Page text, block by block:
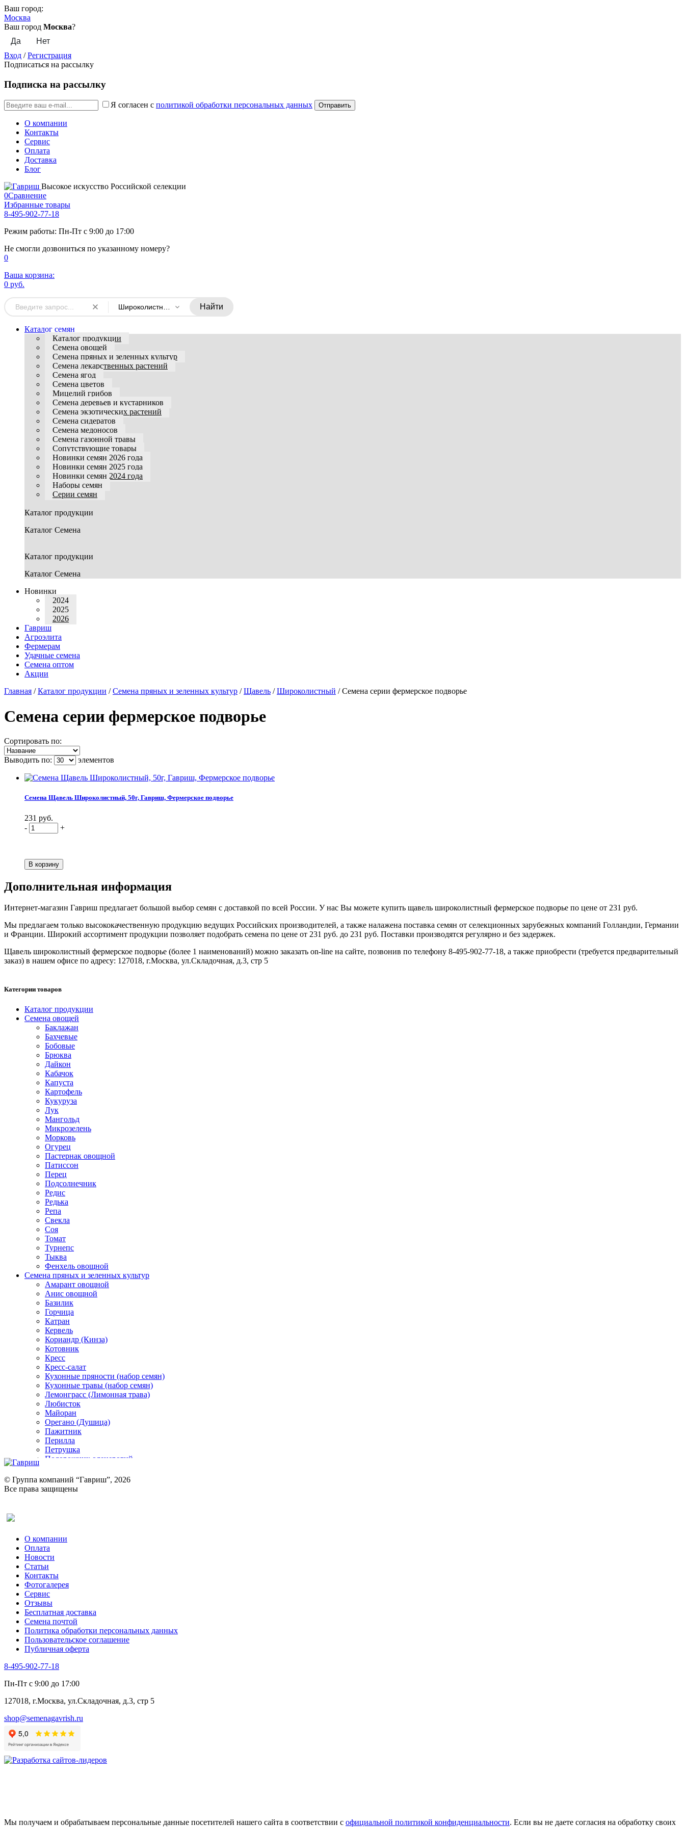
Ваш город:
Москва
Ваш город Москва?
Вход /Регистрация
Подписаться на рассылку
Подписка на рассылку
Я согласен с политикой обработки персональных данных
О компании
Контакты
Сервис
Оплата
Доставка
Блог
Высокое искусство Российской селекции
0Сравнение
Избранные товары
8-495-902-77-18
Режим работы: Пн-Пт с 9:00 до 17:00
Не смогли дозвониться по указанному номеру?
0
Ваша корзина:
0 руб.
Широколистный Найти
Каталог семян
Каталог продукции
Семена овощей
Семена пряных и зеленных культур
Семена лекарственных растений
Семена ягод
Семена цветов
Мицелий грибов
Семена деревьев и кустарников
Семена экзотических растений
Семена сидератов
Семена медоносов
Семена газонной травы
Сопутствующие товары
Новинки семян 2026 года
Новинки семян 2025 года
Новинки семян 2024 года
Наборы семян
Серии семян
Каталог продукции
Каталог Семена
Каталог продукции
Каталог Семена
Новинки
2024
2025
2026
Гавриш
Агроэлита
Фермерам
Удачные семена
Семена оптом
Акции
Главная /Каталог продукции /Семена пряных и зеленных культур /Щавель /Широколистный /Семена серии фермерское подворье
Семена серии фермерское подворье
Сортировать по:
Выводить по: элементов
Семена Щавель Широколистный, 50г, Гавриш, Фермерское подворье
231 руб.
-
+
Дополнительная информация
Интернет-магазин Гавриш предлагает большой выбор семян с доставкой по всей России. У нас Вы можете купить щавель широколистный фермерское подворье по цене от 231 руб.
Мы предлагаем только высококачественную продукцию ведущих Российских производителей, а также налажена поставка семян от селекционных зарубежных компаний Голландии, Германии
и Франции. Широкий ассортимент продукции позволяет подобрать семена по цене от 231 руб. до 231 руб. Поставки производятся регулярно и без задержек.
Щавель широколистный фермерское подворье (более 1 наименований) можно заказать on-line на сайте, позвонив по телефону 8-495-902-77-18, а также приобрести (требуется предварительный
заказ) в нашем офисе по адресу: 127018, г.Москва, ул.Складочная, д.3, стр 5
Категории товаров
Каталог продукции
Семена овощей
Баклажан
Бахчевые
Бобовые
Брюква
Дайкон
Кабачок
Капуста
Картофель
Кукуруза
Лук
Мангольд
Микрозелень
Морковь
Огурец
Пастернак овощной
Патиссон
Перец
Подсолнечник
Редис
Редька
Репа
Свекла
Соя
Томат
Турнепс
Тыква
Фенхель овощной
Семена пряных и зеленных культур
Амарант овощной
Анис овощной
Базилик
Горчица
Катран
Кервель
Кориандр (Кинза)
Котовник
Кресс
Кресс-салат
Кухонные пряности (набор семян)
Кухонные травы (набор семян)
Лемонграсс (Лимонная трава)
Любисток
Майоран
Орегано (Душица)
Пажитник
Перилла
Петрушка
Подорожник оленерогий
Ревень
Рукола
Рута
Тмин
Трава для чая
Туласи
Укроп
Фенхель пряный
Хризантема овощная
Цикорий пряный
Цикорий салатный (Витлуф)
Черемша
Шпинат
Щавель
Эндивий
Эстрагон
Алтей
Анис
Бессмертник
Валериана
Валерианелла
Гибискус лекарственный
Девясил
Душица
Змееголовник
© Группа компаний “Гавриш”, 2026
Все права защищены
О компании
Оплата
Новости
Статьи
Контакты
Фотогалерея​
Сервис
Отзывы
Бесплатная доставка
Семена почтой
Политика обработки персональных данных
Пользовательское соглашение
Публичная оферта
8-495-902-77-18
Пн-Пт с 9:00 до 17:00
127018, г.Москва, ул.Складочная, д.3, стр 5
shop@semenagavrish.ru
Мы получаем и обрабатываем персональные данные посетителей нашего сайта в соответствии с официальной политикой конфиденциальности. Если вы не даете согласия на обработку своих